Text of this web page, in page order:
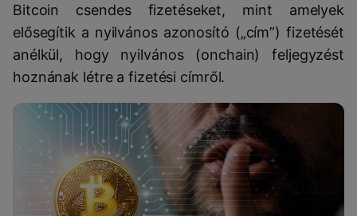
Bitcoin csendes fizetéseket, mint amelyek
elősegítik a nyilvános azonosító („cím”) fizetését
anélkül, hogy nyilvános (onchain) feljegyzést
hoznának létre a fizetési címről.